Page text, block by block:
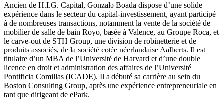
Ancien de H.I.G. Capital, Gonzalo Boada dispose d’une solide
expérience dans le secteur du capital-investissement, ayant participé
à de nombreuses transactions, notamment la vente de la société de
mobilier de salle de bain Royo, basée à Valence, au Groupe Roca, et
le carve-out de STH Group, une division de robinetterie et de
produits associés, de la société cotée néerlandaise Aalberts. Il est
titulaire d’un MBA de l’Université de Harvard et d’une double
licence en droit et administration des affaires de l’Université
Pontificia Comillas (ICADE). Il a débuté sa carrière au sein du
Boston Consulting Group, après une expérience entrepreneuriale en
tant que dirigeant de ePark.